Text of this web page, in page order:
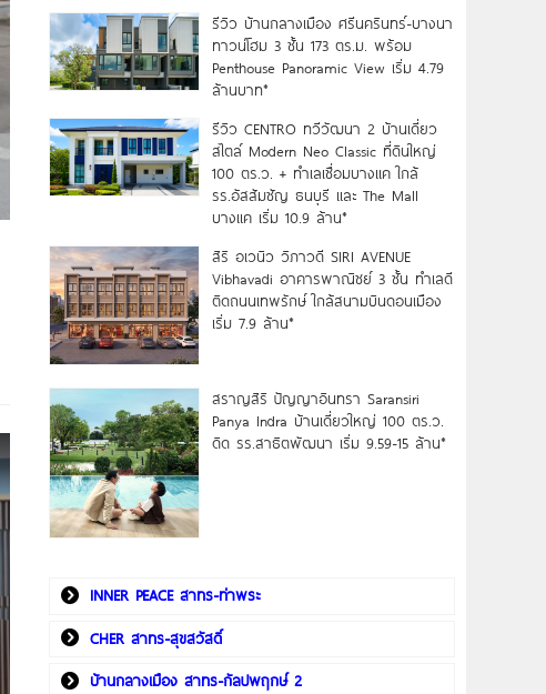
รีวิว บ้านกลางเมือง ศรีนครินทร์-บางนา
ทาวน์โฮม 3 ชั้น 173 ตร.ม. พร้อม
Penthouse Panoramic View เริ่ม 4.79
ล้านบาท*
รีวิว CENTRO ทวีวัฒนา 2 บ้านเดี่ยว
สไตล์ Modern Neo Classic ที่ดินใหญ่
100 ตร.ว. + ทำเลเชื่อมบางแค ใกล้
รร.อัสสัมชัญ ธนบุรี และ The Mall
บางแค เริ่ม 10.9 ล้าน*
สิริ อเวนิว วิภาวดี SIRI AVENUE
Vibhavadi อาคารพาณิชย์ 3 ชั้น ทำเลดี
ติดถนนเทพรักษ์ ใกล้สนามบินดอนเมือง
เริ่ม 7.9 ล้าน*
สราญสิริ ปัญญาอินทรา Saransiri
Panya Indra บ้านเดี่ยวใหญ่ 100 ตร.ว.
ดิด รร.สาธิตพัฒนา เริ่ม 9.59-15 ล้าน*
INNER PEACE สาทร-ท่าพระ
CHER สาทร-สุขสวัสดิ์
บ้านกลางเมือง สาทร-กัลปพฤกษ์ 2